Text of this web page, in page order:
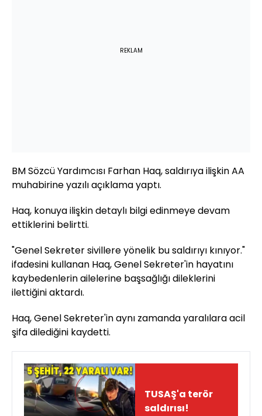
REKLAM
BM Sözcü Yardımcısı Farhan Haq, saldırıya ilişkin AA
muhabirine yazılı açıklama yaptı.
Haq, konuya ilişkin detaylı bilgi edinmeye devam
ettiklerini belirtti.
"Genel Sekreter sivillere yönelik bu saldırıyı kınıyor."
ifadesini kullanan Haq, Genel Sekreter'in hayatını
kaybedenlerin ailelerine başsağlığı dileklerini
ilettiğini aktardı.
Haq, Genel Sekreter'in aynı zamanda yaralılara acil
şifa dilediğini kaydetti.
TUSAŞ'a terör
saldırısı!